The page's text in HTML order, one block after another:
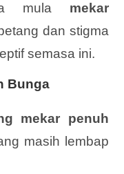
mula mekar
dan stigma
semasa ini.
Bunga
mekar penuh
masih lembap